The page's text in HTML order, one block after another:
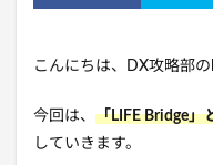
こんにちは、DX攻略部の
今回は、 「LIFE Bridge」
していきます。